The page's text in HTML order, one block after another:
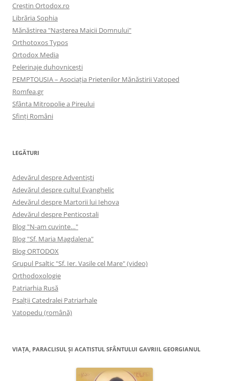
Creştin Ortodox.ro
Librăria Sophia
Mănăstirea "Naşterea Maicii Domnului"
Orthotoxos Typos
Ortodox Media
Pelerinaje duhovnicești
PEMPTOUSIA – Asociația Prietenilor Mănăstirii Vatoped
Romfea.gr
Sfânta Mitropolie a Pireului
Sfinţi Români
LEGĂTURI
Adevărul despre Adventişti
Adevărul despre cultul Evanghelic
Adevărul despre Martorii lui Iehova
Adevărul despre Penticostali
Blog "N-am cuvinte…"
Blog "Sf. Maria Magdalena"
Blog ORTODOX
Grupul Psaltic "Sf. Ier. Vasile cel Mare" (video)
Orthodoxologie
Patriarhia Rusă
Psalţii Catedralei Patriarhale
Vatopedu (română)
VIAŢA, PARACLISUL ŞI ACATISTUL SFÂNTULUI GAVRIIL GEORGIANUL